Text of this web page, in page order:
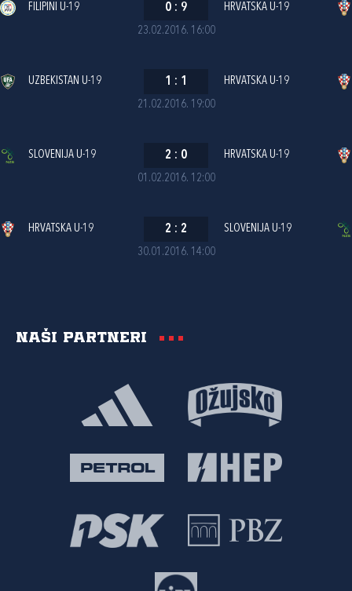
23.02.2016. 16:00
FILIPINI U-19 0 : 9 HRVATSKA U-19
21.02.2016. 19:00
UZBEKISTAN U-19 1 : 1 HRVATSKA U-19
01.02.2016. 12:00
SLOVENIJA U-19 2 : 0 HRVATSKA U-19
30.01.2016. 14:00
HRVATSKA U-19 2 : 2 SLOVENIJA U-19
Naši partneri